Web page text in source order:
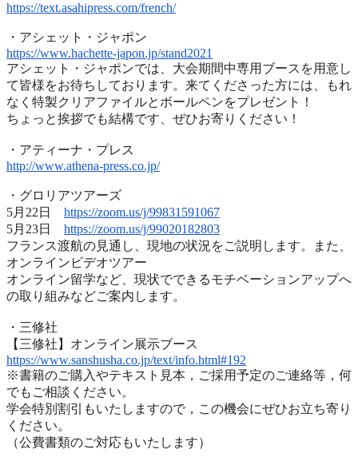
https://text.asahipress.com/french/
・アシェット・ジャポン
https://www.hachette-japon.jp/stand2021
アシェット・ジャポンでは、 大会期間中専用ブースを用意し
て皆様をお待ちしております。 来てくださった方には、
もれ
なく特製クリアファイルとボールペンをプレゼント！
ちょっと挨拶でも結構です、ぜひお寄りください！
・アティーナ・プレス
http://www.athena-press.co.jp/
・グロリアツアーズ
5月22日 https://zoom.us/j/99831591067
5月23日 https://zoom.us/j/99020182803
フランス渡航の見通し、現地の状況をご説明します。また、
オンラインビデオツアー
オンライン留学など、 現状でできるモチベーションアップへ
の取り組みなどご案内します。
・三修社
【三修社】オンライン展示ブース
https://www.sanshusha.co.jp/text/info.html#192
※書籍のご購入やテキスト見本，ご採用予定のご連絡等， 何
でもご相談ください。
学会特別割引もいたしますので， この機会にぜひお立ち寄り
ください。
（公費書類のご対応もいたします）